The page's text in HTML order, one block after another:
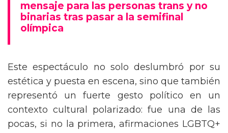
mensaje para las personas trans y no
binarias tras pasar a la semifinal
olímpica
Este espectáculo no solo deslumbró por su
estética y puesta en escena, sino que también
representó un fuerte gesto político en un
contexto cultural polarizado: fue una de las
pocas, si no la primera, afirmaciones LGBTQ+